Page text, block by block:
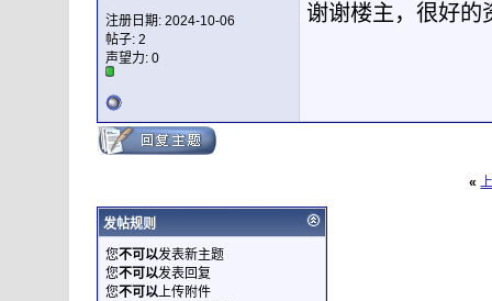
注册日期: 2024-10-06
帖子: 2
声望力: 0
谢谢楼主，很好的
«
发帖规则
您不可以发表新主题
您不可以发表回复
您不可以上传附件